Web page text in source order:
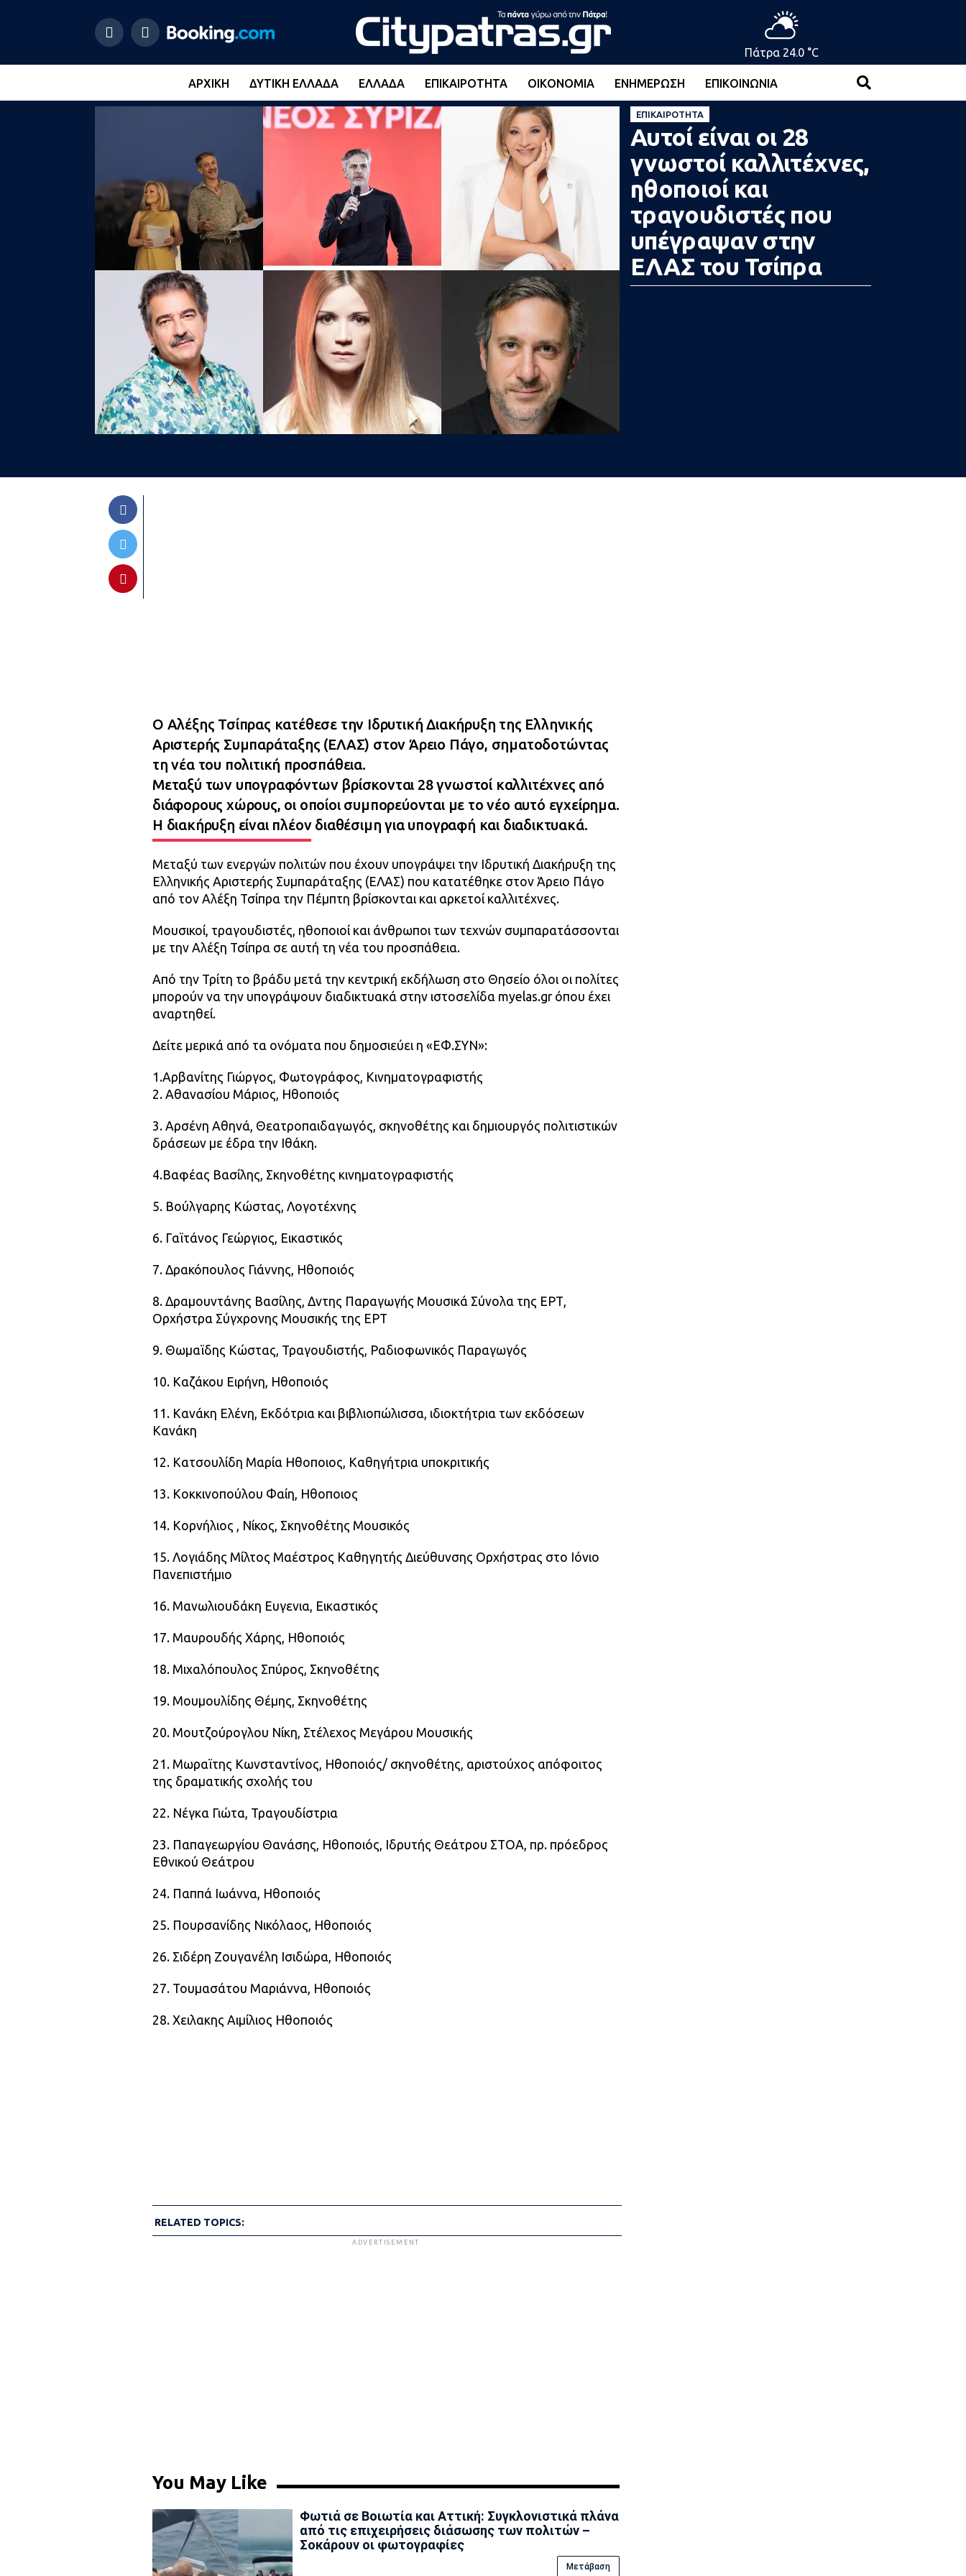
Πάτρα 24.0 °C
ΑΡΧΙΚΉ ΔΥΤΙΚΉ ΕΛΛΆΔΑ ΕΛΛΆΔΑ ΕΠΙΚΑΙΡΌΤΗΤΑ ΟΙΚΟΝΟΜΊΑ ΕΝΗΜΈΡΩΣΗ ΕΠΙΚΟΙΝΩΝΊΑ
ΕΠΙΚΑΙΡΌΤΗΤΑ
Αυτοί είναι οι 28
γνωστοί καλλιτέχνες,
ηθοποιοί και
τραγουδιστές που
υπέγραψαν στην
ΕΛΑΣ του Τσίπρα
Ο Αλέξης Τσίπρας κατέθεσε την Ιδρυτική Διακήρυξη της Ελληνικής
Αριστερής Συμπαράταξης (ΕΛΑΣ) στον Άρειο Πάγο, σηματοδοτώντας
τη νέα του πολιτική προσπάθεια.
Μεταξύ των υπογραφόντων βρίσκονται 28 γνωστοί καλλιτέχνες από
διάφορους χώρους, οι οποίοι συμπορεύονται με το νέο αυτό εγχείρημα.
Η διακήρυξη είναι πλέον διαθέσιμη για υπογραφή και διαδικτυακά.
Μεταξύ των ενεργών πολιτών που έχουν υπογράψει την Ιδρυτική Διακήρυξη της
Ελληνικής Αριστερής Συμπαράταξης (ΕΛΑΣ) που κατατέθηκε στον Άρειο Πάγο
από τον Αλέξη Τσίπρα την Πέμπτη βρίσκονται και αρκετοί καλλιτέχνες.
Μουσικοί, τραγουδιστές, ηθοποιοί και άνθρωποι των τεχνών συμπαρατάσσονται
με την Αλέξη Τσίπρα σε αυτή τη νέα του προσπάθεια.
Από την Τρίτη το βράδυ μετά την κεντρική εκδήλωση στο Θησείο όλοι οι πολίτες
μπορούν να την υπογράψουν διαδικτυακά στην ιστοσελίδα myelas.gr όπου έχει
αναρτηθεί.
Δείτε μερικά από τα ονόματα που δημοσιεύει η «ΕΦ.ΣΥΝ»:
1.Aρβανίτης Γιώργος, Φωτογράφος, Κινηματογραφιστής
2. Αθανασίου Μάριος, Ηθοποιός
3. Αρσένη Αθηνά, Θεατροπαιδαγωγός, σκηνοθέτης και δημιουργός πολιτιστικών
δράσεων με έδρα την Ιθάκη.
4.Βαφέας Βασίλης, Σκηνοθέτης κινηματογραφιστής
5. Βούλγαρης Κώστας, Λογοτέχνης
6. Γαϊτάνος Γεώργιος, Εικαστικός
7. Δρακόπουλος Γιάννης, Ηθοποιός
8. Δραμουντάνης Βασίλης, Δντης Παραγωγής Μουσικά Σύνολα της ΕΡΤ,
Ορχήστρα Σύγχρονης Μουσικής της ΕΡΤ
9. Θωμαϊδης Κώστας, Τραγουδιστής, Ραδιοφωνικός Παραγωγός
10. Καζάκου Ειρήνη, Ηθοποιός
11. Κανάκη Ελένη, Εκδότρια και βιβλιοπώλισσα, ιδιοκτήτρια των εκδόσεων
Κανάκη
12. Κατσουλίδη Μαρία Ηθοποιος, Καθηγήτρια υποκριτικής
13. Κοκκινοπούλου Φαίη, Ηθοποιος
14. Κορνήλιος , Νίκος, Σκηνοθέτης Μουσικός
15. Λογιάδης Μίλτος Μαέστρος Καθηγητής Διεύθυνσης Ορχήστρας στο Ιόνιο
Πανεπιστήμιο
16. Μανωλιουδάκη Ευγενια, Εικαστικός
17. Μαυρουδής Χάρης, Ηθοποιός
18. Μιχαλόπουλος Σπύρος, Σκηνοθέτης
19. Μουμουλίδης Θέμης, Σκηνοθέτης
20. Μουτζούρογλου Νίκη, Στέλεχος Μεγάρου Μουσικής
21. Μωραϊτης Κωνσταντίνος, Ηθοποιός/ σκηνοθέτης, αριστούχος απόφοιτος
της δραματικής σχολής του
22. Νέγκα Γιώτα, Τραγουδίστρια
23. Παπαγεωργίου Θανάσης, Ηθοποιός, Ιδρυτής Θεάτρου ΣΤΟΑ, πρ. πρόεδρος
Εθνικού Θεάτρου
24. Παππά Ιωάννα, Ηθοποιός
25. Πουρσανίδης Νικόλαος, Ηθοποιός
26. Σιδέρη Ζουγανέλη Ισιδώρα, Ηθοποιός
27. Τουμασάτου Μαριάννα, Ηθοποιός
28. Χειλακης Αιμίλιος Ηθοποιός
RELATED TOPICS:
ADVERTISEMENT
You May Like
Φωτιά σε Βοιωτία και Αττική: Συγκλονιστικά πλάνα
από τις επιχειρήσεις διάσωσης των πολιτών –
Σοκάρουν οι φωτογραφίες
Μετάβαση